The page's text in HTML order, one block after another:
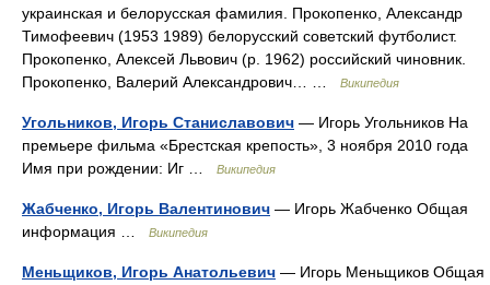
украинская и белорусская фамилия. Прокопенко, Александр
Тимофеевич (1953 1989) белорусский советский футболист.
Прокопенко, Алексей Львович (р. 1962) российский чиновник.
Прокопенко, Валерий Александрович… …
Википедия
Угольников, Игорь Станиславович — Игорь Угольников На
премьере фильма «Брестская крепость», 3 ноября 2010 года
Имя при рождении: Иг …
Википедия
Жабченко, Игорь Валентинович — Игорь Жабченко Общая
информация …
Википедия
Меньщиков, Игорь Анатольевич — Игорь Меньщиков Общая